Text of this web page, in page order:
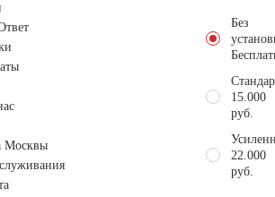
Москвы
Без
15.000
руб.
22.000
руб.